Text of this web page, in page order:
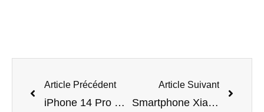
Article Précédent
iPhone 14 Pro Max et 14 Pro : une offre incontournable chez Amazon
Article Suivant
Smartphone Xiaomi 12X 5G : Une offre exceptionnelle à ne pas manquer